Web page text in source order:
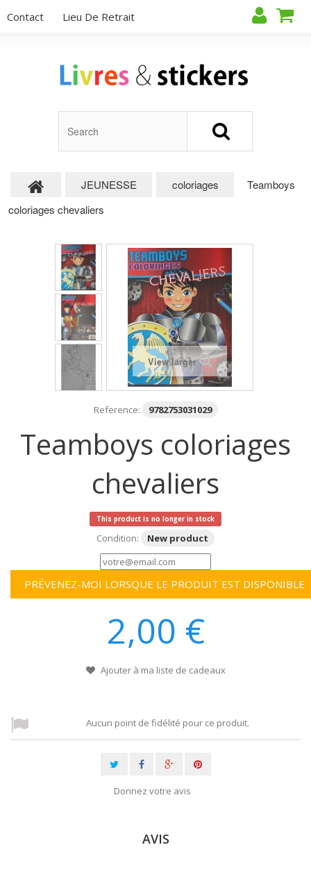
Contact Lieu De Retrait
JEUNESSE coloriages
Teamboys
coloriages chevaliers
View larger
Reference: 9782753031029
Teamboys coloriages
chevaliers
This product is no longer in stock
Condition: New product
PRÉVENEZ-MOI LORSQUE LE PRODUIT EST DISPONIBLE
2,00 €
Ajouter à ma liste de cadeaux
Aucun point de fidélité pour ce produit.
Donnez votre avis
AVIS